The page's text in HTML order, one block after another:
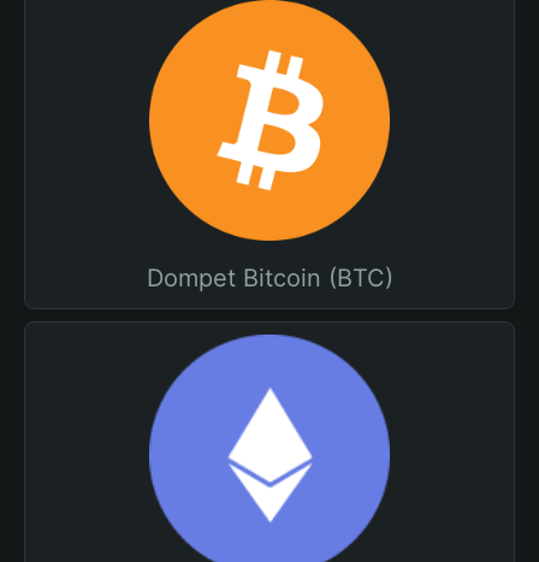
Dompet Bitcoin (BTC)